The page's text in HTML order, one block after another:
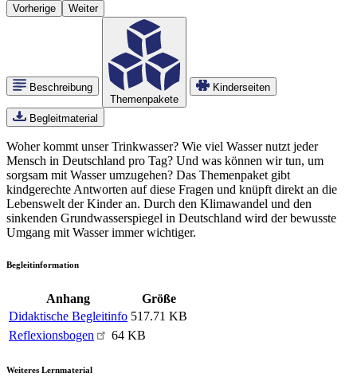
Vorherige Weiter
Beschreibung
Themenpakete
Kinderseiten
Begleitmaterial
Woher kommt unser Trinkwasser? Wie viel Wasser nutzt jeder
Mensch in Deutschland pro Tag? Und was können wir tun, um
sorgsam mit Wasser umzugehen? Das Themenpaket gibt
kindgerechte Antworten auf diese Fragen und knüpft direkt an die
Lebenswelt der Kinder an. Durch den Klimawandel und den
sinkenden Grundwasserspiegel in Deutschland wird der bewusste
Umgang mit Wasser immer wichtiger.
Begleitinformation
Anhang
Größe
Didaktische Begleitinfo 517.71 KB
Reflexionsbogen
64 KB
Weiteres Lernmaterial